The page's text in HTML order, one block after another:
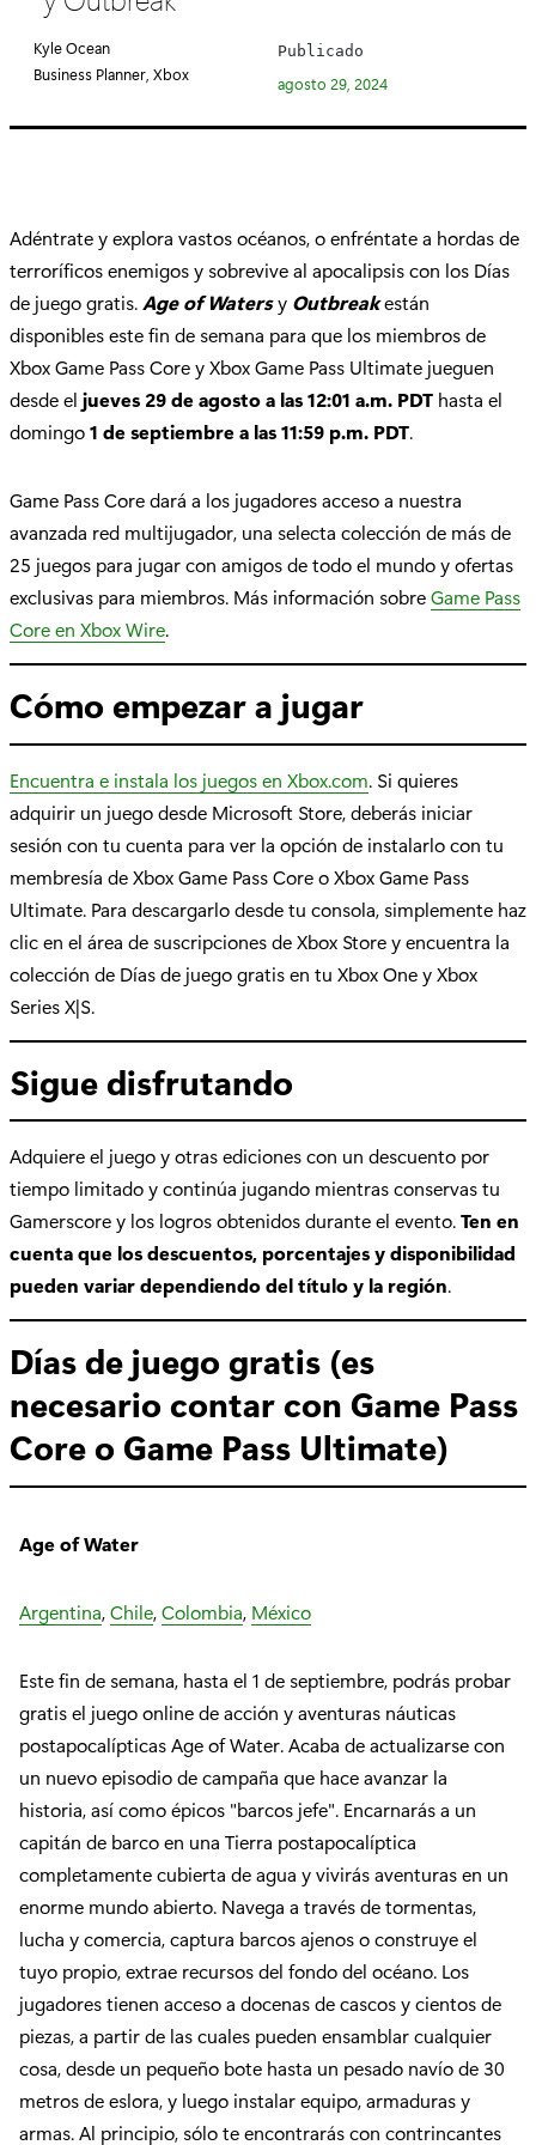
g
o
í
Kyle Ocean
Business Planner, Xbox
Publicado
agosto 29, 2024
Adéntrate y explora vastos océanos, o enfréntate a hordas de
terroríficos enemigos y sobrevive al apocalipsis con los Días
de juego gratis.Age of Watersy Outbreakestán
disponibles este fin de semana para que los miembros de
Xbox Game Pass Core y Xbox Game Pass Ultimate jueguen
desde el jueves 29 de agosto a las 12:01 a.m. PDT hasta el
domingo1 de septiembre a las 11:59 p.m. PDT.
Game Pass Core dará a los jugadores acceso a nuestra
avanzada red multijugador, una selecta colección de más de
25 juegos para jugar con amigos de todo el mundo y ofertas
exclusivas para miembros. Más información sobreGame Pass
Core en Xbox Wire.
Cómo empezar a jugar
Encuentra e instala los juegos en Xbox.com. Si quieres
adquirir un juego desde Microsoft Store, deberás iniciar
sesión con tu cuenta para ver la opción de instalarlo con tu
membresía de Xbox Game Pass Core o Xbox Game Pass
Ultimate. Para descargarlo desde tu consola, simplemente haz
clic en el área de suscripciones de Xbox Store y encuentra la
colección de Días de juego gratis en tu Xbox One y Xbox
Series X|S.
Sigue disfrutando
Adquiere el juego y otras ediciones con un descuento por
tiempo limitado y continúa jugando mientras conservas tu
Gamerscore y los logros obtenidos durante el evento.Ten en
cuenta que los descuentos, porcentajes y disponibilidad
pueden variar dependiendo del título y la región.
Días de juego gratis (es
necesario contar con Game Pass
Core o Game Pass Ultimate)
Age of Water
Argentina,Chile,Colombia, México
Este fin de semana, hasta el 1 de septiembre, podrás probar
gratis el juego online de acción y aventuras náuticas
postapocalípticas Age of Water. Acaba de actualizarse con
un nuevo episodio de campaña que hace avanzar la
historia, así como épicos "barcos jefe". Encarnarás a un
capitán de barco en una Tierra postapocalíptica
completamente cubierta de agua y vivirás aventuras en un
enorme mundo abierto. Navega a través de tormentas,
lucha y comercia, captura barcos ajenos o construye el
tuyo propio, extrae recursos del fondo del océano. Los
jugadores tienen acceso a docenas de cascos y cientos de
piezas, a partir de las cuales pueden ensamblar cualquier
cosa, desde un pequeño bote hasta un pesado navío de 30
metros de eslora, y luego instalar equipo, armaduras y
armas. Al principio, sólo te encontrarás con contrincantes